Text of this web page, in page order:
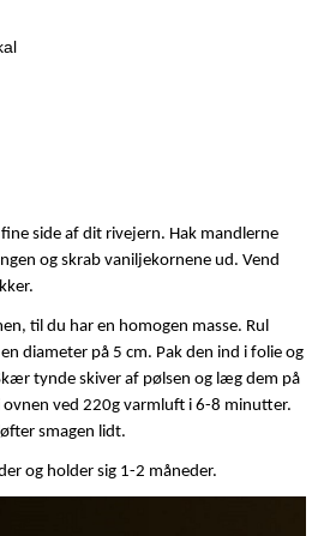
side af dit rivejern. Hak mandlerne
og skrab vaniljekornene ud. Vend
til du har en homogen masse. Rul
diameter på 5 cm. Pak den ind i folie og
tynde skiver af pølsen og læg dem på
ovnen ved 220g varmluft i 6-8 minutter.
smagen lidt.
og holder sig 1-2 måneder.